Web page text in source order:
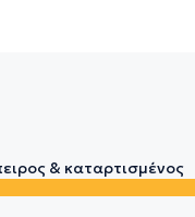
& καταρτισμένος